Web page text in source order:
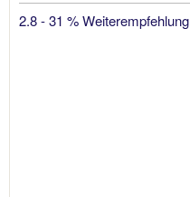
2.8 - 31 % Weiterempfehlung